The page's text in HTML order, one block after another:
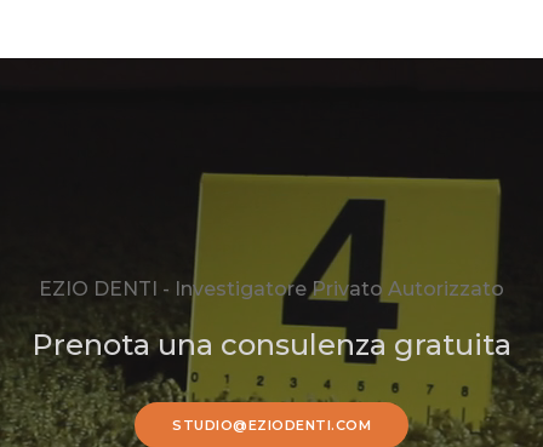
EZIO DENTI - Investigatore Privato Autorizzato
Prenota una consulenza gratuita
STUDIO@EZIODENTI.COM